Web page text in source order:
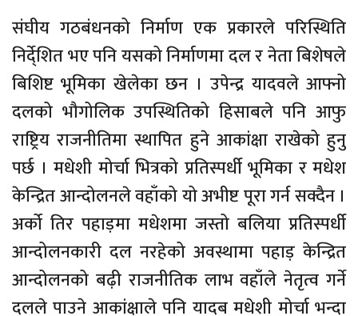
संघीय गठबंधनको निर्माण एक प्रकारले परिस्थिति
निर्दे्शित भए पनि यसको निर्माणमा दल र नेता बिशेषले
बिशिष्ट भूमिका खेलेका छन । उपेन्द्र यादवले आफ्नो
दलको भौगोलिक उपस्थितिको हिसाबले पनि आफु
राष्ट्रिय राजनीतिमा स्थापित हुने आकांक्षा राखेको हुनु
पर्छ । मधेशी मोर्चा भित्रको प्रतिस्पर्धी भूमिका र मधेश
केन्द्रित आन्दोलनले वहाँको यो अभीष्ट पूरा गर्न सक्दैन ।
अर्को तिर पहाड़मा मधेशमा जस्तो बलिया प्रतिस्पर्धी
आन्दोलनकारी दल नरहेको अवस्थामा पहाड़ केन्द्रित
आन्दोलनको बढ़ी राजनीतिक लाभ वहाँले नेतृत्व गर्ने
दलले पाउने आकांक्षाले पनि यादब मधेशी मोर्चा भन्दा